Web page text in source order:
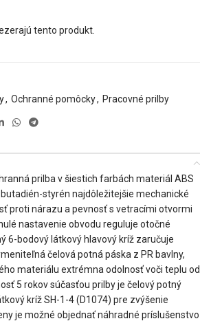
tento produkt.
, Ochranné pomôcky, Pracovné prilby
prilba v šiestich farbách materiál ABS
styrén najdôležitejšie mechanické
proti nárazu a pevnosť s vetracími otvormi
nastavenie obvodu reguluje otočné
6-bodový látkový hlavový kríž zaručuje
čelová potná páska z PR bavlny,
materiálu extrémna odolnosť voči teplu od
5 rokov súčasťou prilby je čelový potný
kríž SH-1-4 (D1074) pre zvýšenie
je možné objednať náhradné príslušenstvo